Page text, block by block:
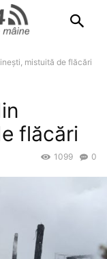
mistuită de flăcări
flăcări
0
1099